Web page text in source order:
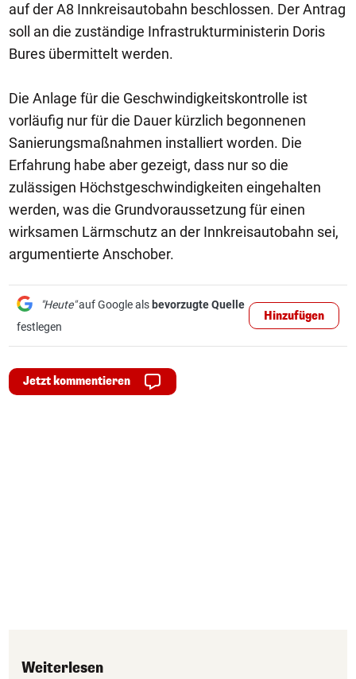
auf der A8 Innkreisautobahn beschlossen. Der Antrag
soll an die zuständige Infrastrukturministerin Doris
Bures übermittelt werden.
Die Anlage für die Geschwindigkeitskontrolle ist
vorläufig nur für die Dauer kürzlich begonnenen
Sanierungsmaßnahmen installiert worden. Die
Erfahrung habe aber gezeigt, dass nur so die
zulässigen Höchstgeschwindigkeiten eingehalten
werden, was die Grundvoraussetzung für einen
wirksamen Lärmschutz an der Innkreisautobahn sei,
argumentierte Anschober.
"Heute"auf Google als bevorzugte Quelle
festlegen
Hinzufügen
Jetzt kommentieren
Weiterlesen